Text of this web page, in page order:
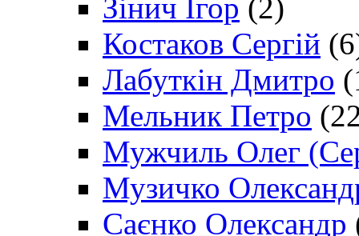
Зінич Ігор (2)
Костаков Сергій
Лабуткін Дмитро
Мельник Петро
Мужчиль Олег
Музичко
Саєнко Олександр